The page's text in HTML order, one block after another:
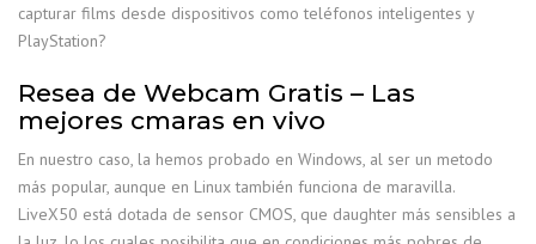
capturar films desde dispositivos como teléfonos inteligentes y
PlayStation?
Resea de Webcam Gratis – Las
mejores cmaras en vivo
En nuestro caso, la hemos probado en Windows, al ser un metodo
más popular, aunque en Linux también funciona de maravilla.
LiveX50 está dotada de sensor CMOS, que daughter más sensibles a